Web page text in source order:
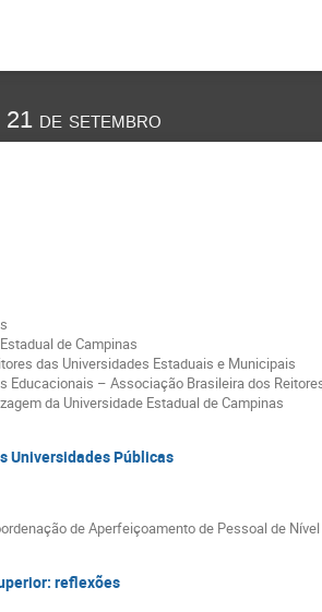
de setembro
de Campinas
das Universidades Estaduais e Municipais
Educacionais – Associação Brasileira dos
da Universidade Estadual de Campinas
Universidades Públicas
de Aperfeiçoamento de Pessoal de
reflexões